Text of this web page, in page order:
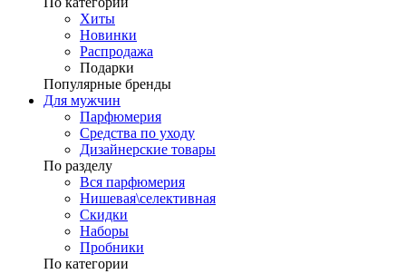
Хиты
Новинки
Распродажа
Подарки
Популярные бренды
Для мужчин
Парфюмерия
Средства по уходу
Дизайнерские товары
По разделу
Вся парфюмерия
Нишевая\селективная
Скидки
Наборы
Пробники
По категории